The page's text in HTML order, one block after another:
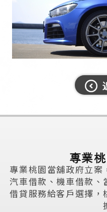
專業
專業桃園當舖政府立
汽車借款、機車借款、
借貸服務給客戶選擇，